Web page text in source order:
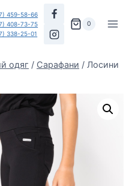
459-58-66
408-73-75
338-25-01
0
одяг / Сарафани / Лосини